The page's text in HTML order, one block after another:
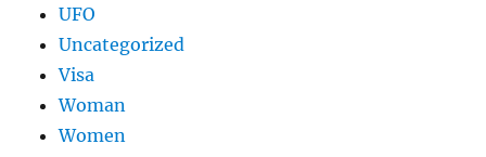
UFO
Uncategorized
Visa
Woman
Women